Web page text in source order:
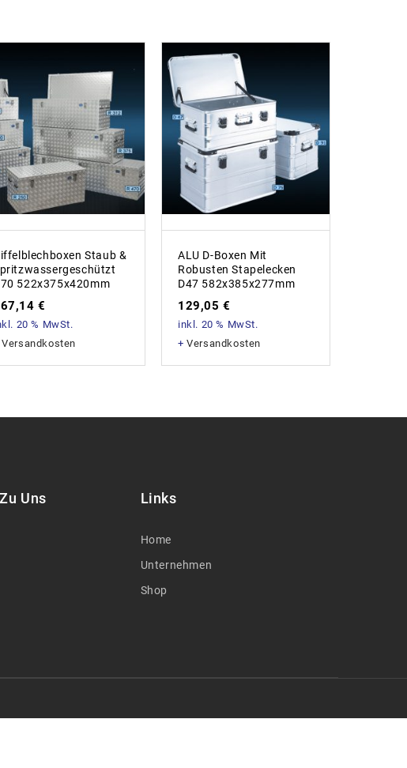
Staub &
522x375x420mm
€
20 % MwSt.
Versandkosten
ALU D-Boxen Mit
Robusten Stapelecken
D47 582x385x277mm
129,05€
inkl. 20 % MwSt.
+Versandkosten
Uns Links
Home
Unternehmen
Shop